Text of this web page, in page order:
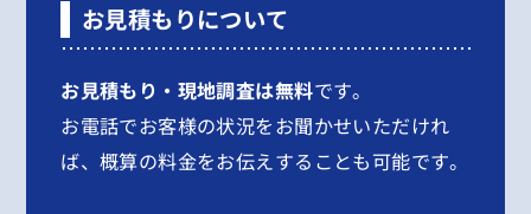
お見積もりについて
お見積もり・現地調査は無料です。
お電話でお客様の状況をお聞かせいただけれ
ば、概算の料金をお伝えすることも可能です。